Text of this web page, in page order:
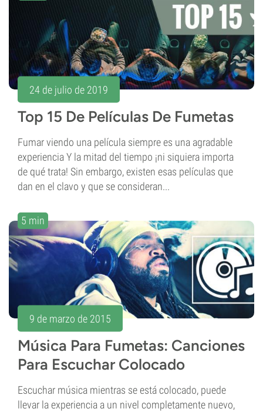
24 de julio de 2019
Top 15 De Películas De Fumetas
Fumar viendo una película siempre es una agradable
experiencia Y la mitad del tiempo ¡ni siquiera importa
de qué trata! Sin embargo, existen esas películas que
dan en el clavo y que se consideran...
5 min
9 de marzo de 2015
Música Para Fumetas: Canciones
Para Escuchar Colocado
Escuchar música mientras se está colocado, puede
llevar la experiencia a un nivel completamente nuevo,